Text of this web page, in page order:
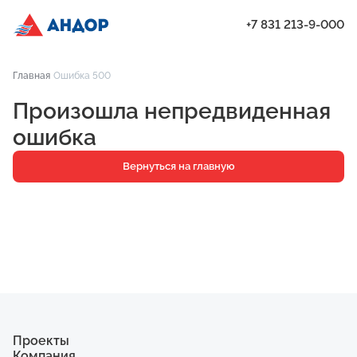
Проекты
Квартиры
Паркинг
Кладовые
+7 831 213-9-000
Главная Ошибка 500
Произошла непредвиденная
ошибка
Вернуться на главную
Проекты